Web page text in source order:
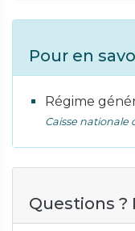
Pour en
Régime
Caisse nationale
Questions ?